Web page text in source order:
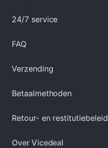
24/7 service
FAQ
Verzending
Betaalmethoden
Retour- en restitutiebeleid
Over Vicedeal